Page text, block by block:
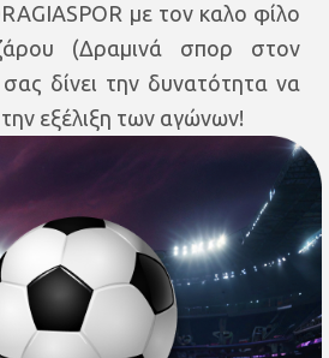
με τον καλο φίλο
(Δραμινά σπορ στον
δίνει την δυνατότητα να
την εξέλιξη των αγώνων!